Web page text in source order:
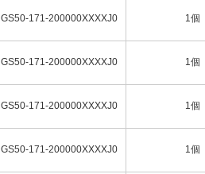
GS50-171-200000XXXXJ0 1個
GS50-171-200000XXXXJ0 1個
GS50-171-200000XXXXJ0 1個
GS50-171-200000XXXXJ0 1個